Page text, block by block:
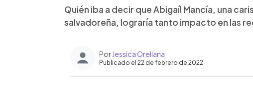
Quién iba a decir que Abigaíl Mancía, una
salvadoreña, lograría tanto impacto en las
Por Jessica Orellana
Publicado el 22 de febrero de 2022